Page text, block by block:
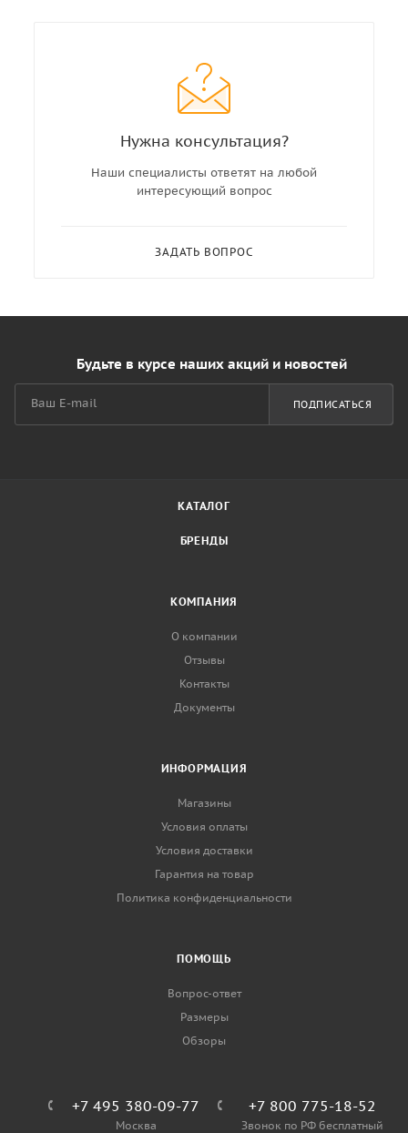
Нужна консультация?
Наши специалисты ответят на любой
интересующий вопрос
ЗАДАТЬ ВОПРОС
Будьте в курсе наших акций и новостей
ПОДПИСАТЬСЯ
КАТАЛОГ
БРЕНДЫ
КОМПАНИЯ
О компании
Отзывы
Контакты
Документы
ИНФОРМАЦИЯ
Магазины
Условия оплаты
Условия доставки
Гарантия на товар
Политика конфиденциальности
ПОМОЩЬ
Вопрос-ответ
Размеры
Обзоры
+7 495 380-09-77
Москва
+7 800 775-18-52
Звонок по РФ бесплатный